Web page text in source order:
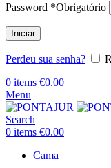
Password *Obrigatório
Iniciar
Perdeu sua senha?
0 items €0.00
Menu
Search
0 items €0.00
Cama